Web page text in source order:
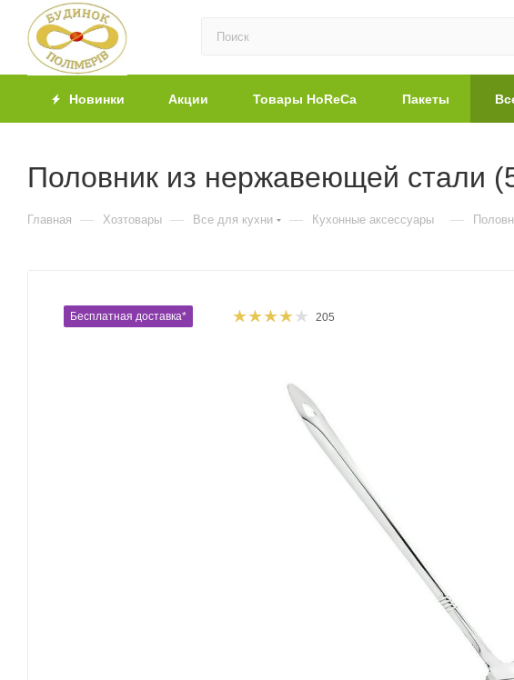
Новинки Акции Товары HoReCa Пакеты
Половник из нержавеющей стали
Главная — Хозтовары — Все для кухни — Кухонные аксессуары —
Бесплатная доставка* 205